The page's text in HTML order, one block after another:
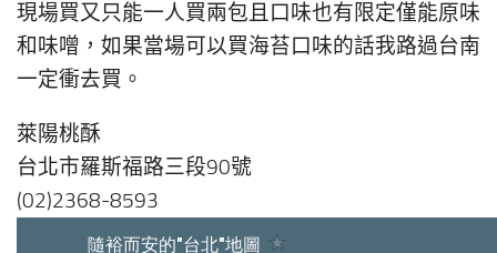
現場買又只能一人買兩包且口味也有限定僅能原味
和味噌，如果當場可以買海苔口味的話我路過台南
一定衝去買。
萊陽桃酥
台北市羅斯福路三段90號
(02)2368-8593